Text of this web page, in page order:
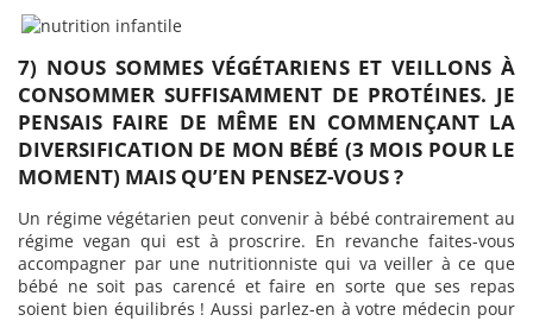
7) NOUS SOMMES VÉGÉTARIENS ET VEILLONS À
CONSOMMER SUFFISAMMENT DE PROTÉINES. JE
PENSAIS FAIRE DE MÊME EN COMMENÇANT LA
DIVERSIFICATION DE MON BÉBÉ (3 MOIS POUR LE
MOMENT) MAIS QU’EN PENSEZ-VOUS ?
Un régime végétarien peut convenir à bébé contrairement au
régime vegan qui est à proscrire. En revanche faites-vous
accompagner par une nutritionniste qui va veiller à ce que
bébé ne soit pas carencé et faire en sorte que ses repas
soient bien équilibrés ! Aussi parlez-en à votre médecin pour